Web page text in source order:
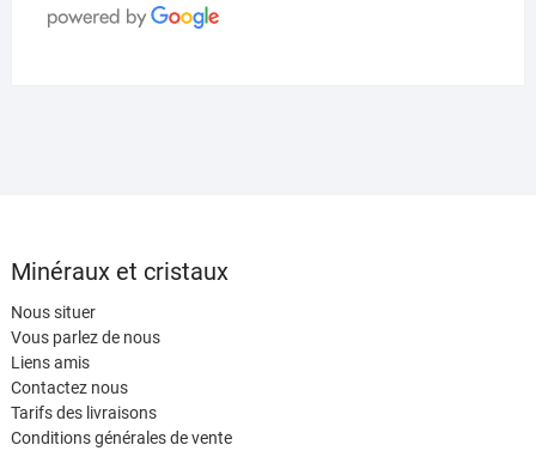
Minéraux et cristaux
Nous situer
Vous parlez de nous
Liens amis
Contactez nous
Tarifs des livraisons
Conditions générales de vente